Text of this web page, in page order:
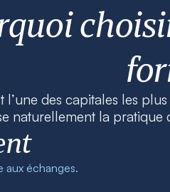
l’une des capitales les
naturellement la pratique
aux échanges.